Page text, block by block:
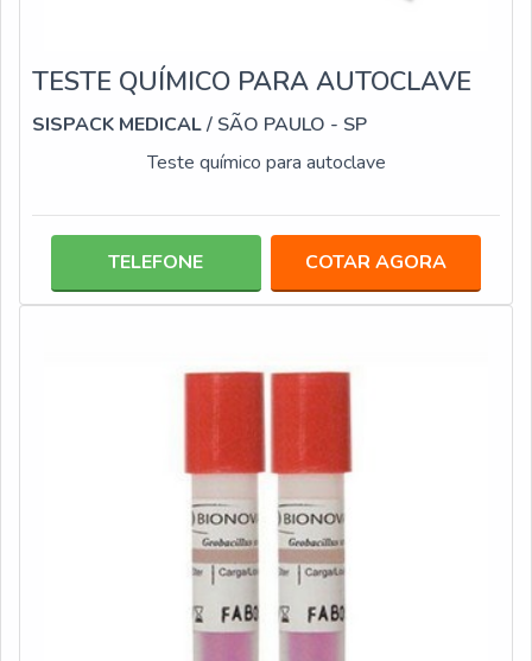
TESTE QUÍMICO PARA AUTOCLAVE
SISPACK MEDICAL/ SÃO PAULO - SP
Teste químico para autoclave
TELEFONE COTAR AGORA